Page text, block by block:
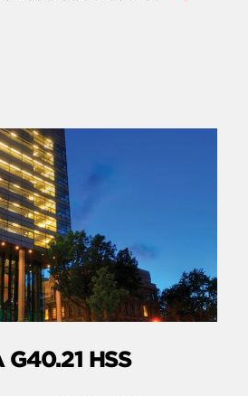
G40.21 HSS